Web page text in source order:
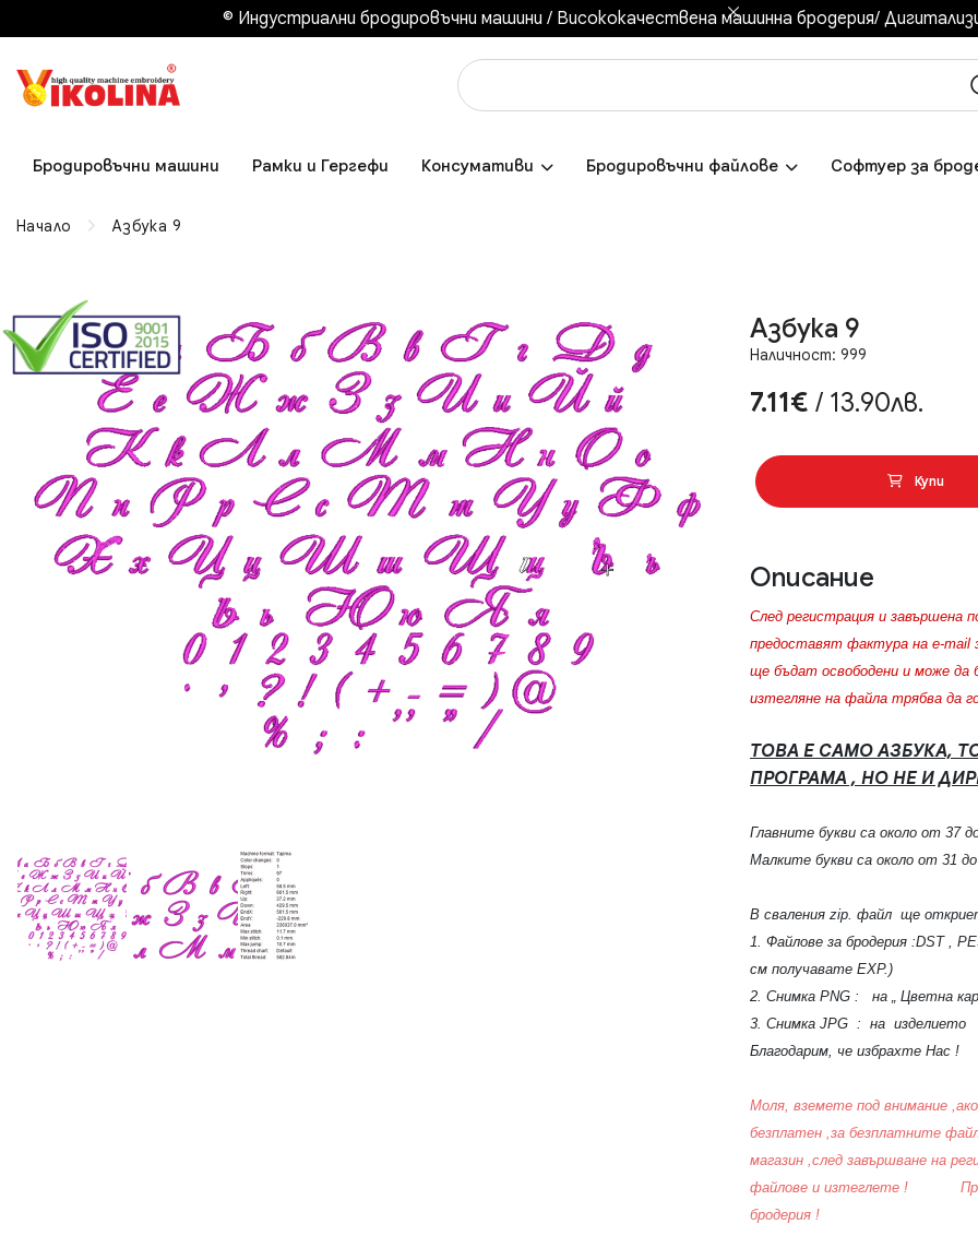
© Индустриални бродировъчни машини / Висококачествена машинна бродерия/
Бродировъчни машини Рамки и Гергефи Консумативи Бродировъчни файлове Софтуер за
Начало Азбука 9
Азбука 9
Наличност: 999
7.11€ / 13.90лв.
Купи
Описание
След регистрация и завършена
предоставят фактура на e-mail
ще бъдат освободени и може да
изтегляне на файла трябва да
ТОВА Е САМО АЗБУКА,
ПРОГРАМА , НО НЕ И
Главните букви са около от 37
Малките букви са около от 31
В сваления zip. файл ще
1. Файлове за бродерия :DST ,
см получавате EXP.)
2. Снимка PNG : на „ Цветна
3. Снимка JPG : на изделието
Благодарим, че избрахте Нас !
Моля, вземете под внимание
безплатен ,за безплатните
магазин ,след завършване на
файлове и изтеглете !
бродерия !